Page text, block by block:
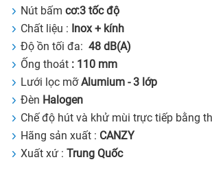
Nút bấm cơ:3 tốc độ
Chất liệu : Inox + kính
Độ ồn tối đa: 48 dB(A)
Ống thoát : 110 mm
Lưới lọc mỡAlumium - 3 lớp
Đèn Halogen
Chế độ hút và khử mùi trực tiếp bằng
Hãng sản xuất : CANZY
Xuất xứ : Trung Quốc